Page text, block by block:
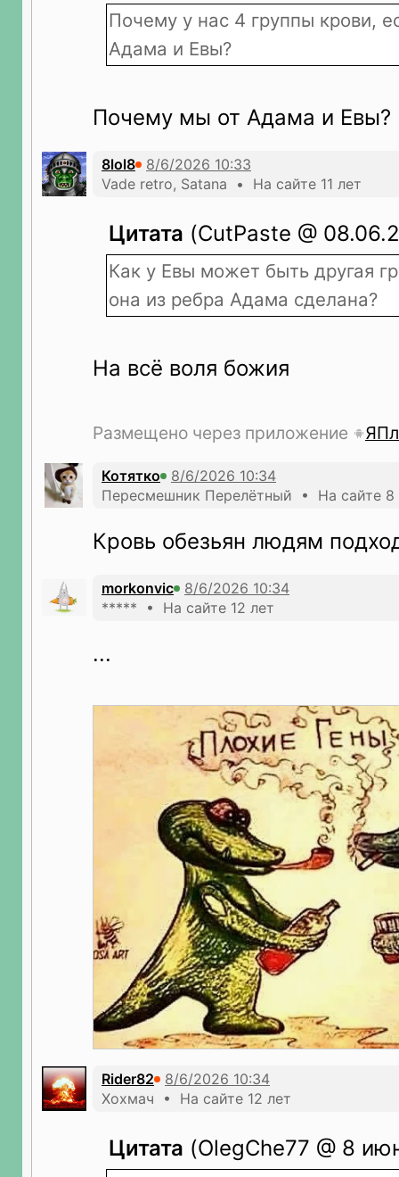
Почему у нас 4 группы крови,
Адама и Евы?
Почему мы от Адама и Евы?
8lol8
Vade retro, Satana • На сайте 11 лет
Цитата (CutPaste @
Как у Евы может быть другая
она из ребра Адама сделана?
На всё воля божия
Размещено через приложение
Котятко
Пересмешник Перелётный • На сайте 8
Кровь обезьян людям
morkonvic
***** • На сайте 12 лет
...
Rider82
Хохмач • На сайте 12 лет
Цитата (OlegChe77 @ 8